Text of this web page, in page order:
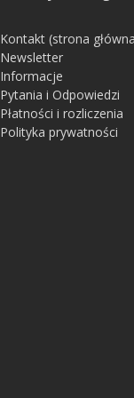
Kontakt (strona
Newsletter
Informacje
Pytania i Odpowiedzi
Płatności i rozliczenia
Polityka prywatności